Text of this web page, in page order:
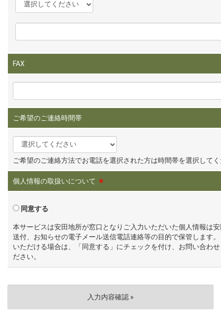
FAX
ご希望のご連絡時間帯
ご希望のご連絡方法でお電話を選択された方は時間帯を選択して
個人情報の取扱いについて ※
同意する
本サービスは安田地所が窓口となりご入力いただいた個人情報は
送付、お知らせの電子メール送信電話連絡等の目的で保管します
いただける場合は、「同意する」にチェックを付け、お問い合わ
ださい。